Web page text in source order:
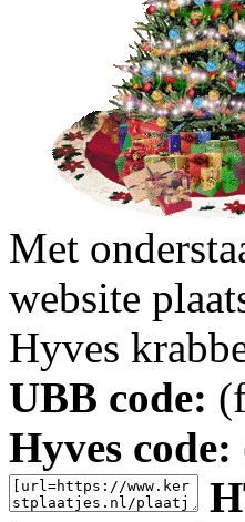
Met
website
Hyves
UBB code:
Hyves code: